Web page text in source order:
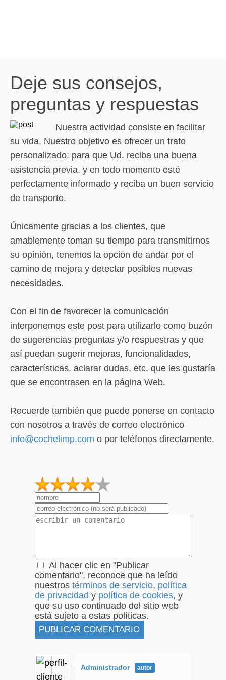
Deje sus consejos,
preguntas y respuestas
Nuestra actividad consiste en facilitar
su vida. Nuestro objetivo es ofrecer un trato
personalizado: para que Ud. reciba una buena
asistencia previa, y en todo momento esté
perfectamente informado y reciba un buen servicio
de transporte.
Únicamente gracias a los clientes, que
amablemente toman su tiempo para transmitirnos
su opinión, tenemos la opción de andar por el
camino de mejora y detectar posibles nuevas
necesidades.
Con el fin de favorecer la comunicación
interponemos este post para utilizarlo como buzón
de sugerencias preguntas y/o respuestras y que
así puedan sugerir mejoras, funcionalidades,
características, aclarar dudas, etc. que les gustaría
que se encontrasen en la página Web.
Recuerde también que puede ponerse en contacto
con nosotros a través de correo electrónico
info@cochelimp.com o por teléfonos directamente.
2
1
Al hacer clic en "Publicar
comentario", reconoce que ha leído
nuestros términos de servicio, política
de privacidad y política de cookies, y
que su uso continuado del sitio web
está sujeto a estas políticas.
Administrador